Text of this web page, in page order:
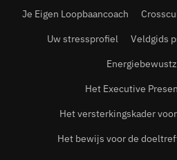
Je Eigen Loopbaancoach
Uw stressprofiel
Veldgids
Het Executive
Het versterkingskader
Het bewijs voor de